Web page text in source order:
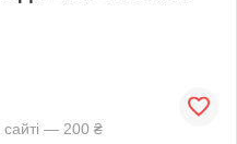
сайті — 200 ₴